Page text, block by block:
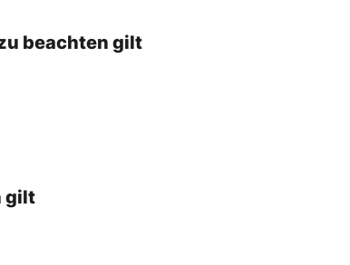
beachten gilt
gilt